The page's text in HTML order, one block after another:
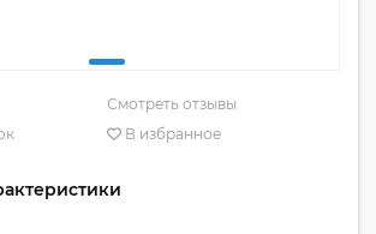
Смотреть отзывы
В избранное